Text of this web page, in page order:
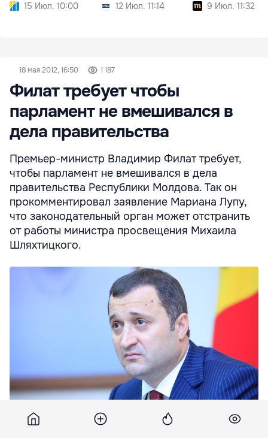
15 Июл. 10:00
12 Июл. 11:14
9 Июл. 11:32
18 мая 2012, 16:50 1 187
Филат требует чтобы
парламент не вмешивался в
дела правительства
Премьер-министр Владимир Филат требует,
чтобы парламент не вмешивался в дела
правительства Республики Молдова. Так он
прокомментировал заявление Мариана Лупу,
что законодательный орган может отстранить
от работы министра просвещения Михаила
Шляхтицкого.
"Что касается деятельности правительства - то у меня есть